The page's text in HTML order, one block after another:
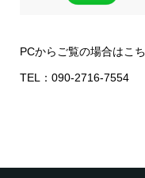
PCからご覧の場合はこ
TEL：090-2716-7554